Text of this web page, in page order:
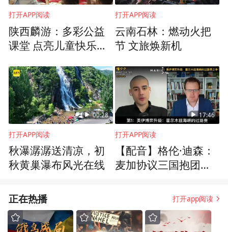
打开APP阅读
陕西麟游：多彩公益
课堂 点亮儿童快乐假
打开APP阅读
云南石林：燃动火把
节 文旅焕新机
00:28
打开APP阅读
秋瀑潺潺送清凉，初
秋黄巢瀑布风光在线
17:46
打开APP阅读
【配音】格伦·迪森：
麦加协议三国抱团，
正在热播 打开app阅读